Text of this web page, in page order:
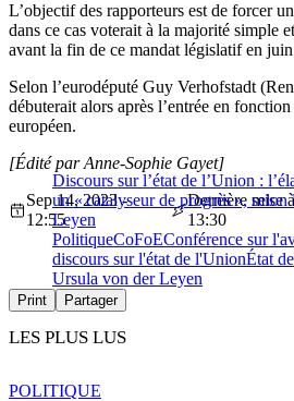
L’objectif des rapporteurs est de forcer
dans ce cas voterait à la majorité simple
avant la fin de ce mandat législatif en
Selon l’eurodéputé Guy Verhofstadt
débuterait alors après l’entrée en
européen.
Discours sur l’état de l’Union :
un « catalyseur de progrès »,
Leyen
[Édité par Anne-Sophie Gayet]
Sep 14, 2023 -
12:55
Dernière mise
13:30
PolitiqueCoFoEConférence sur
discours sur l'état de l'UnionÉtat
Ursula von der Leyen
Print Partager
LES PLUS LUS
POLITIQUE